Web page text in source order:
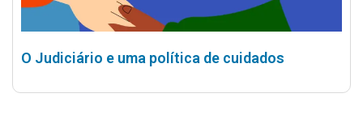
O Judiciário e uma política de cuidados